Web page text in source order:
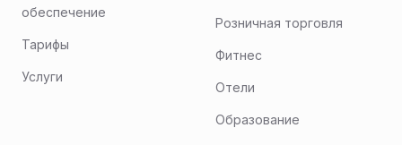
обеспечение
Тарифы
Услуги
Розничная торговля
Фитнес
Отели
Образование